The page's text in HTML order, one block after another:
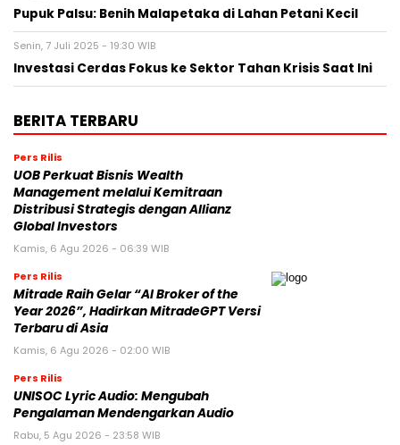
Pupuk Palsu: Benih Malapetaka di Lahan Petani Kecil
Senin, 7 Juli 2025 - 19:30 WIB
Investasi Cerdas Fokus ke Sektor Tahan Krisis Saat Ini
BERITA TERBARU
Pers Rilis
UOB Perkuat Bisnis Wealth
Management melalui Kemitraan
Distribusi Strategis dengan Allianz
Global Investors
Kamis, 6 Agu 2026 - 06:39 WIB
Pers Rilis
Mitrade Raih Gelar “AI Broker of the
Year 2026”, Hadirkan MitradeGPT Versi
Terbaru di Asia
Kamis, 6 Agu 2026 - 02:00 WIB
Pers Rilis
UNISOC Lyric Audio: Mengubah
Pengalaman Mendengarkan Audio
Rabu, 5 Agu 2026 - 23:58 WIB